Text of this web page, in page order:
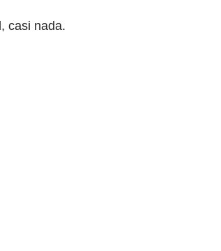
casi nada.